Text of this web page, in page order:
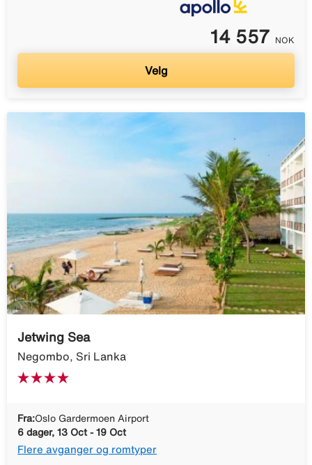
14 557 NOK
Velg
Jetwing Sea
Negombo, Sri Lanka
Fra:Oslo Gardermoen Airport
6 dager, 13 Oct - 19 Oct
Flere avganger og romtyper